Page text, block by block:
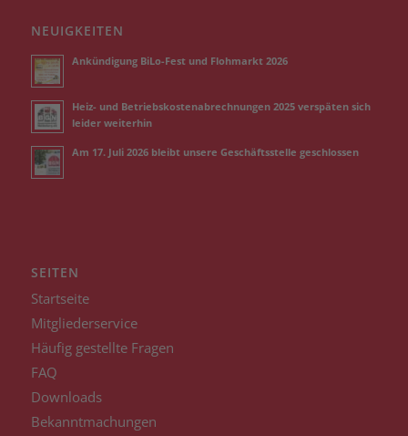
NEUIGKEITEN
Ankündigung BiLo-Fest und Flohmarkt 2026
Heiz- und Betriebskostenabrechnungen 2025 verspäten sich
leider weiterhin
Am 17. Juli 2026 bleibt unsere Geschäftsstelle geschlossen
SEITEN
Startseite
Mitgliederservice
Häufig gestellte Fragen
FAQ
Downloads
Bekanntmachungen